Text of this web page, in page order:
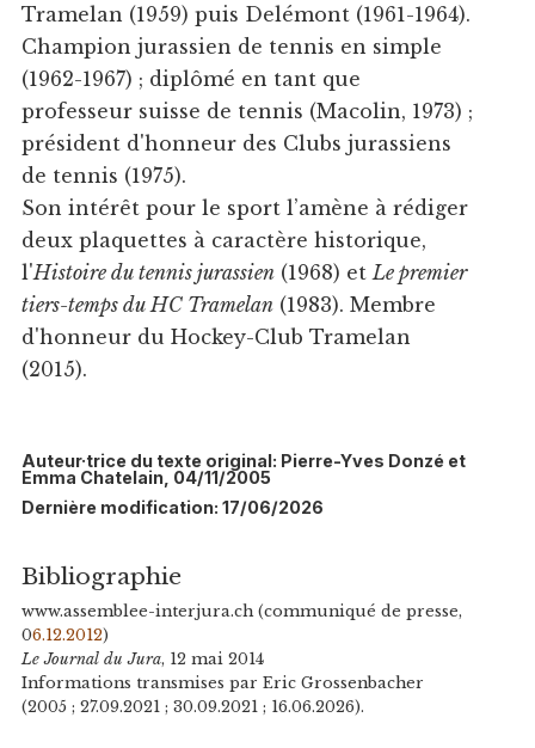
Tramelan (1959) puis Delémont (1961-1964).
Champion jurassien de tennis en simple
(1962-1967) ; diplômé en tant que
professeur suisse de tennis (Macolin, 1973) ;
président d'honneur des Clubs jurassiens
de tennis (1975).
Son intérêt pour le sport l’amène à rédiger
deux plaquettes à caractère historique,
l'Histoire du tennis jurassien(1968) et Le premier
tiers-temps du HC Tramelan(1983). Membre
d'honneur du Hockey-Club Tramelan
(2015).
Auteur·trice du texte original: Pierre-Yves Donzé et
Emma Chatelain, 04/11/2005
Dernière modification: 17/06/2026
Bibliographie
www.assemblee-interjura.ch (communiqué de presse,
06.12.2012)
Le Journal du Jura, 12 mai 2014
Informations transmises par Eric Grossenbacher
(2005 ; 27.09.2021 ; 30.09.2021 ; 16.06.2026).